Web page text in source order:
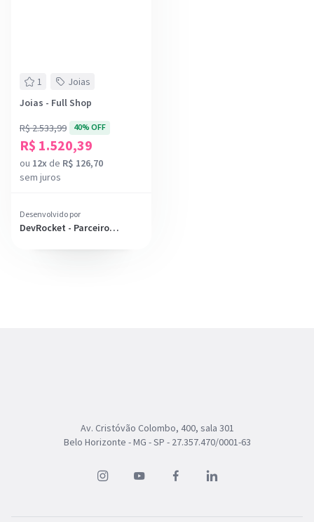
1
Joias
Joias - Full Shop
R$ 2.533,99
40% OFF
R$ 1.520,39
ou 12x de R$ 126,70
sem juros
Desenvolvido por
DevRocket - Parceiro
Av. Cristóvão Colombo, 400, sala 301
Belo Horizonte - MG - SP - 27.357.470/0001-63